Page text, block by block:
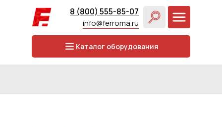
8 (800) 555-85-07
info@ferroma.ru
Каталог оборудования